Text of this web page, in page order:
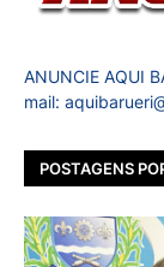
ANUNCIE AQUI
mail:
POSTAGENS